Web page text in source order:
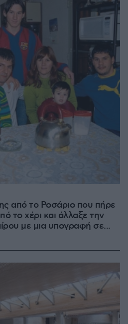
από το Ροσάριο που πήρε
το χέρι και άλλαξε την
με μια υπογραφή σε...